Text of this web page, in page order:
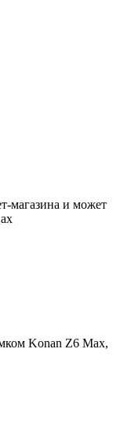
магазина и может
Konan Z6 Max,